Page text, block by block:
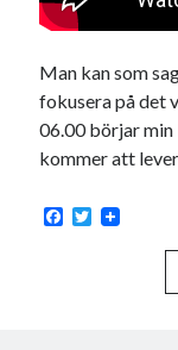
Man kan som
fokusera på det
06.00 börjar
kommer att
F
T